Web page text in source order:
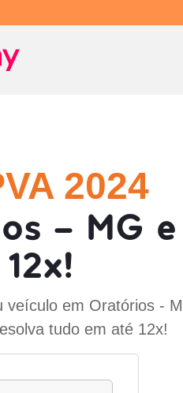
2024
- MG e
veículo em Oratórios -
tudo em até 12x!